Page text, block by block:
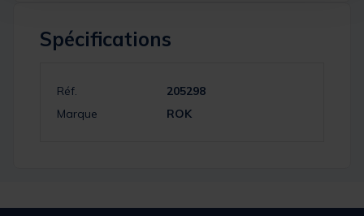
Spécifications
Réf.
205298
Marque
ROK